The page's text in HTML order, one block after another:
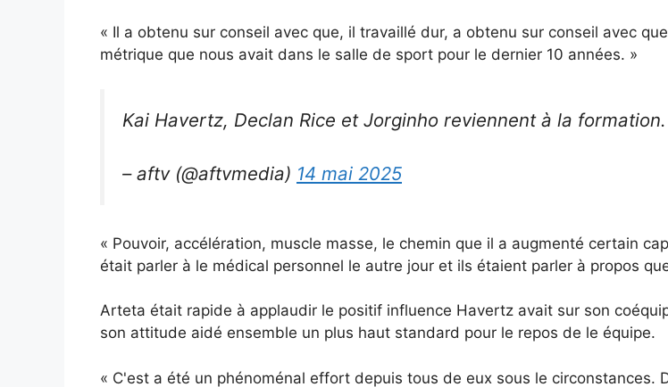
« Il a obtenu sur conseil avec que, il travaillé dur, a obtenu sur conseil avec
métrique que nous avait dans le salle de sport pour le dernier 10 années. »
Kai Havertz, Declan Rice et Jorginho reviennent à la formation.
– aftv (@aftvmedia) 14 mai 2025
« Pouvoir, accélération, muscle masse, le chemin que il a augmenté certain
était parler à le médical personnel le autre jour et ils étaient parler à propos
Arteta était rapide à applaudir le positif influence Havertz avait sur son
son attitude aidé ensemble un plus haut standard pour le repos de le équipe.
« C'est a été un phénoménal effort depuis tous de eux sous le circonstances.